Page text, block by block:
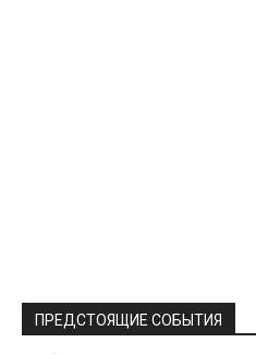
ПРЕДСТОЯЩИЕ СОБЫТИЯ